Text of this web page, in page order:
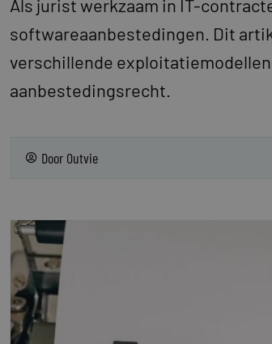
Als jurist werkzaam in IT-
softwareaanbestedingen. Dit
verschillende
aanbestedingsrecht.
Door Outvie